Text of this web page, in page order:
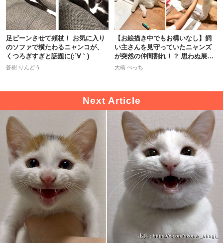
足ピーンさせて頰杖！ お気に入り
のソファで横たわるニャンコが、
くつろぎすぎと話題に(;´∀｀)
蒼樹 りんどう
【お絵描き中でもお構いなし】飼
い主さんを見守っていたニャンズ
が突然の仲間割れ！？ 思わぬ展開
に…
大橋 ぺっち
出典 : https://x.com/okome_ohagi_